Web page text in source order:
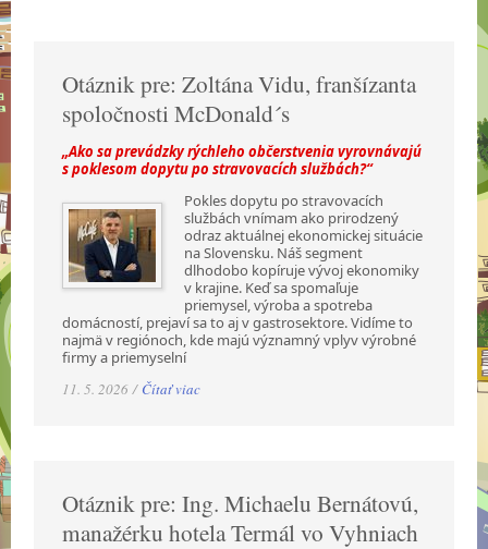
Otáznik pre: Zoltána Vidu, franšízanta
spoločnosti McDonald´s
„Ako sa prevádzky rýchleho občerstvenia vyrovnávajú
s poklesom dopytu po stravovacích službách?“
Pokles dopytu po stravovacích
službách vnímam ako prirodzený
odraz aktuálnej ekonomickej situácie
na Slovensku. Náš segment
dlhodobo kopíruje vývoj ekonomiky
v krajine. Keď sa spomaľuje
priemysel, výroba a spotreba
domácností, prejaví sa to aj v gastrosektore. Vidíme to
najmä v regiónoch, kde majú významný vplyv výrobné
firmy a priemyselní
11. 5. 2026 / Čítať viac
Otáznik pre: Ing. Michaelu Bernátovú,
manažérku hotela Termál vo Vyhniach